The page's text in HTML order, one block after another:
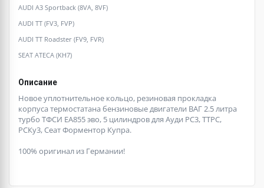
AUDI A3 Sportback (8VA, 8VF)
AUDI TT (FV3, FVP)
AUDI TT Roadster (FV9, FVR)
SEAT ATECA (KH7)
Описание
Новое уплотнительное кольцо, резиновая прокладка
корпуса термостатана бензиновые двигатели ВАГ 2.5 литра
турбо ТФСИ ЕА855 эво, 5 цилиндров для Ауди РС3, ТТРС,
РСКу3, Сеат Форментор Купра.
100% оригинал из Германии!